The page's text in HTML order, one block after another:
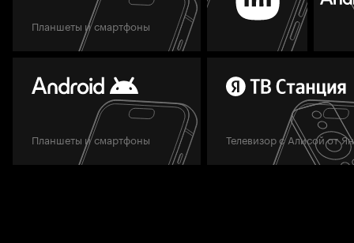
Планшеты и смартфоны
Планшеты и смартфоны Телевизор с Алисой от